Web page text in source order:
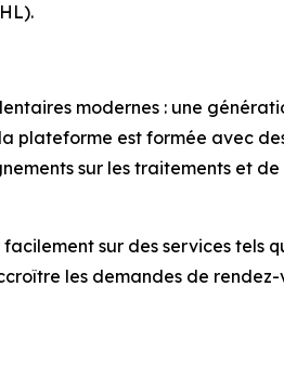
modernes : une
plateforme est formée avec
sur les traitements et
sur des services tels
les demandes de